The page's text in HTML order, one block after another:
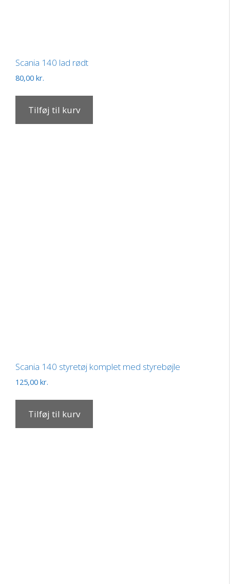
Scania 140 lad rødt
80,00 kr.
Tilføj til kurv
Scania 140 styretøj komplet med styrebøjle
125,00 kr.
Tilføj til kurv